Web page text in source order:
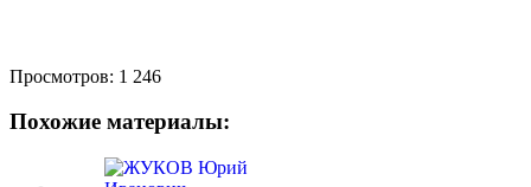
Просмотров: 1 246
Похожие материалы: